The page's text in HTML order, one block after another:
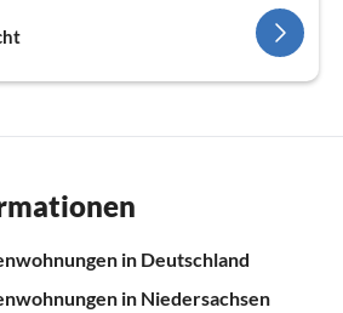
in Deutschland
in Niedersachsen